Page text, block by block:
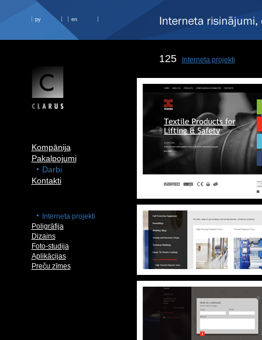
ру en
Kompānija
Pakalpojumi
Darbi
Kontakti
Interneta projekti
Poligrāfija
Dizains
Foto-studija
Aplikācijas
Preču zīmes
125 Interneta projekti